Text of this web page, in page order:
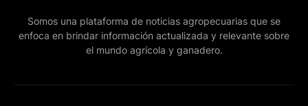
Somos una plataforma de noticias agropecuarias que se
enfoca en brindar información actualizada y relevante sobre
el mundo agrícola y ganadero.